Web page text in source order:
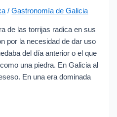
/Gastronomía de Galicia
de las torrijas radica en sus
por la necesidad de dar uso
del día anterior o el que
una piedra. En Galicia al
En una era dominada